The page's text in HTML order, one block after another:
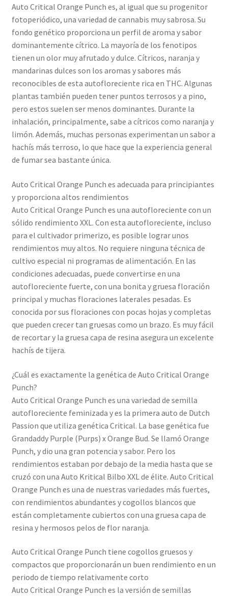
Auto Critical Orange Punch es, al igual que su progenitor
fotoperiódico, una variedad de cannabis muy sabrosa. Su
fondo genético proporciona un perfil de aroma y sabor
dominantemente cítrico. La mayoría de los fenotipos
tienen un olor muy afrutado y dulce. Cítricos, naranja y
mandarinas dulces son los aromas y sabores más
reconocibles de esta autofloreciente rica en THC. Algunas
plantas también pueden tener puntos terrosos y a pino,
pero estos suelen ser menos dominantes. Durante la
inhalación, principalmente, sabe a cítricos como naranja y
limón. Además, muchas personas experimentan un sabor a
hachís más terroso, lo que hace que la experiencia general
de fumar sea bastante única.
Auto Critical Orange Punch es adecuada para principiantes
y proporciona altos rendimientos
Auto Critical Orange Punch es una autofloreciente con un
sólido rendimiento XXL. Con esta autofloreciente, incluso
para el cultivador primerizo, es posible lograr unos
rendimientos muy altos. No requiere ninguna técnica de
cultivo especial ni programas de alimentación. En las
condiciones adecuadas, puede convertirse en una
autofloreciente fuerte, con una bonita y gruesa floración
principal y muchas floraciones laterales pesadas. Es
conocida por sus floraciones con pocas hojas y completas
que pueden crecer tan gruesas como un brazo. Es muy fácil
de recortar y la gruesa capa de resina asegura un excelente
hachís de tijera.
¿Cuál es exactamente la genética de Auto Critical Orange
Punch?
Auto Critical Orange Punch es una variedad de semilla
autofloreciente feminizada y es la primera auto de Dutch
Passion que utiliza genética Critical. La base genética fue
Grandaddy Purple (Purps) x Orange Bud. Se llamó Orange
Punch, y dio una gran potencia y sabor. Pero los
rendimientos estaban por debajo de la media hasta que se
cruzó con una Auto Kritical Bilbo XXL de élite. Auto Critical
Orange Punch es una de nuestras variedades más fuertes,
con rendimientos abundantes y cogollos blancos que
están completamente cubiertos con una gruesa capa de
resina y hermosos pelos de flor naranja.
Auto Critical Orange Punch tiene cogollos gruesos y
compactos que proporcionarán un buen rendimiento en un
periodo de tiempo relativamente corto
Auto Critical Orange Punch es la versión de semillas